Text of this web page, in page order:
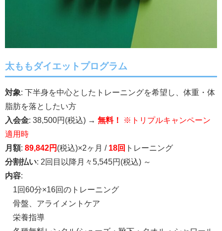
太ももダイエットプログラム
対象: 下半身を中心としたトレーニングを希望し、体重・体
脂肪を落としたい方
入会金: 38,500円(税込) → 無料！
※トリプルキャンペーン
適用時
月額: 89,842円 (税込)×2ヶ月 / 18回 トレーニング
分割払い: 2回目以降月々5,545円(税込) ～
内容:
1回60分×16回のトレーニング
骨盤、アライメントケア
栄養指導